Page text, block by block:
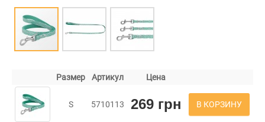
Размер Артикул Цена
S 5710113 269 грн В КОРЗИНУ